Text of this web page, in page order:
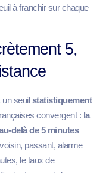
à franchir sur chaque
5,
un seuilstatistiquement
convergent : la
delà de 5 minutes
passant, alarme
le taux de